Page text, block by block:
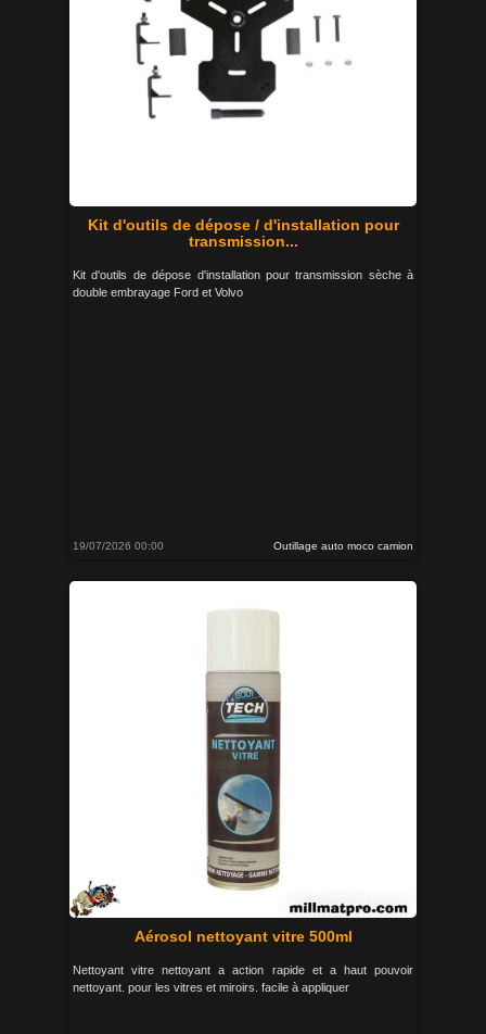
Kit d'outils de dépose / d'installation pour
transmission...
Kit d'outils de dépose d'installation pour transmission sèche à
double embrayage Ford et Volvo
19/07/2026 00:00 Outillage auto moco camion
Aérosol nettoyant vitre 500ml
Nettoyant vitre nettoyant a action rapide et a haut pouvoir
nettoyant. pour les vitres et miroirs. facile à appliquer